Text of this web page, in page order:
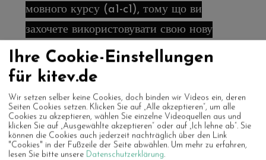
мовного курсу (a1-c1), тому що ви
захочете використовувати свою нову
німецьку мову знову і знову. Тож давайте
розмовляти, запитувати, читати,
пояснювати, обговорювати, сперечатися
та сміятися разом. Нам подобається
спілкуватися з посмішкою, а за потреби
— руками та ногами. А якщо хочете,
Ihre Cookie-Einstellungen
für kitev.de
Wir setzen selber keine Cookies, doch binden wir Videos ein, deren
Seiten Cookies setzen. Klicken Sie auf „Alle akzeptieren“, um alle
Cookies zu akzeptieren, wählen Sie einzelne Videoquellen aus und
klicken Sie auf „Ausgewählte akzeptieren“ oder auf „Ich lehne ab“. Sie
können die Cookies auch jederzeit nachträglich über den Link
"Cookies" in der Fußzeile der Seite abwählen. Um mehr zu erfahren,
lesen Sie bitte unsere Datenschutzerklärung.